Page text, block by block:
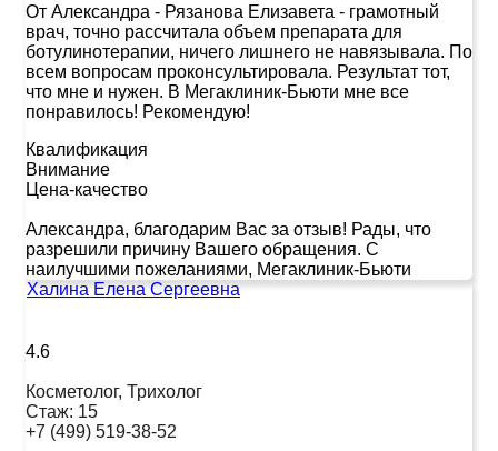
От Александра - Рязанова Елизавета - грамотный
врач, точно рассчитала объем препарата для
ботулинотерапии, ничего лишнего не навязывала. По
всем вопросам проконсультировала. Результат тот,
что мне и нужен. В Мегаклиник-Бьюти мне все
понравилось! Рекомендую!
Квалификация
Внимание
Цена-качество
Александра, благодарим Вас за отзыв! Рады, что
разрешили причину Вашего обращения. С
наилучшими пожеланиями, Мегаклиник-Бьюти
Халина Елена Сергеевна
4.6
Косметолог, Трихолог
Стаж: 15
+7 (499) 519-38-52